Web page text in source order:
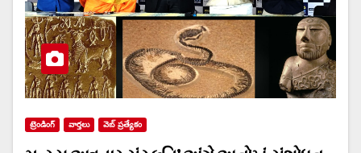
ట్రెండింగ్ వార్త‌లు వెబ్ ప్రత్యేకం